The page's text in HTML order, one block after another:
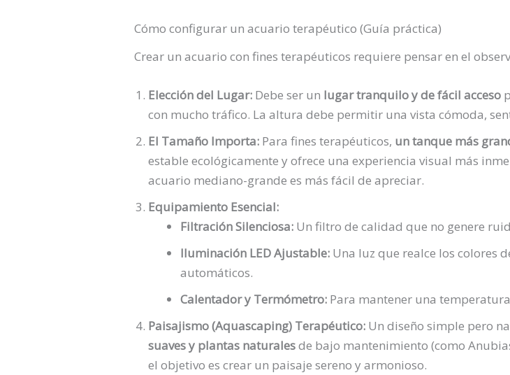
Cómo configurar un acuario terapéutico (Guía práctica)
Crear un acuario con fines terapéuticos requiere pensar en el
Elección del Lugar: Debe ser un lugar tranquilo y de fácil acceso
con mucho tráfico. La altura debe permitir una vista cómoda,
El Tamaño Importa: Para fines terapéuticos, un tanque más
estable ecológicamente y ofrece una experiencia visual más
acuario mediano-grande es más fácil de apreciar.
Equipamiento Esencial:
Filtración Silenciosa:Un filtro de calidad que no genere
Iluminación LED Ajustable:Una luz que realce los colores
automáticos.
Calentador y Termómetro:Para mantener una
Paisajismo (Aquascaping) Terapéutico: Un diseño simple pero
suaves y plantas naturalesde bajo mantenimiento (como
el objetivo es crear un paisaje sereno y armonioso.